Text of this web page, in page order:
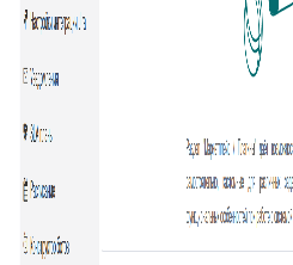
86Улучшение ответа
Отчёт по контролю